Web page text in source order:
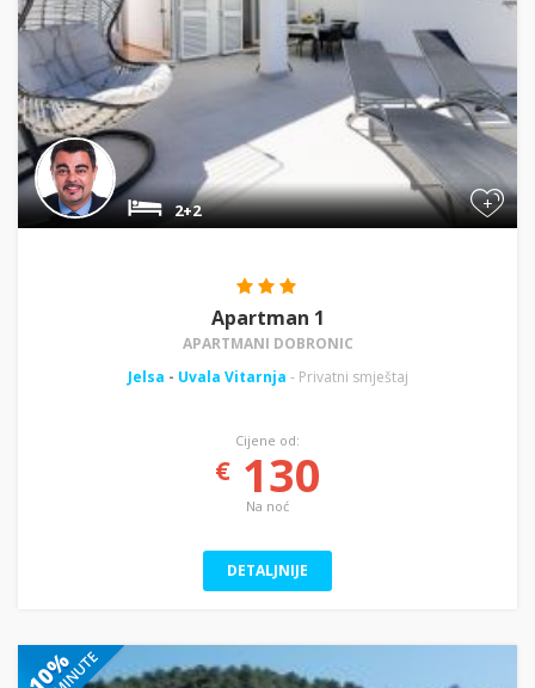
+
2+2
Apartman 1
APARTMANI DOBRONIC
Jelsa - Uvala Vitarnja - Privatni smještaj
Cijene od:
€130
Na noć
DETALJNIJE